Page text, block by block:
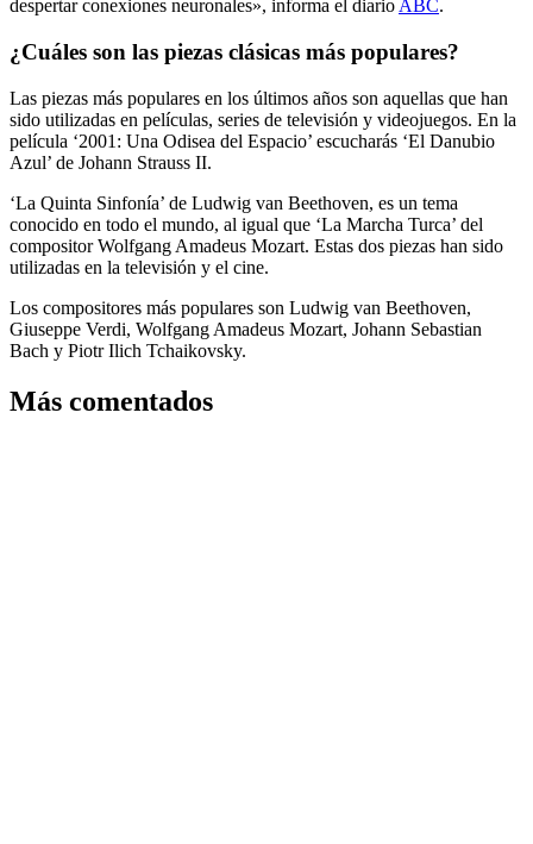
despertar conexiones neuronales», informa el diario ABC.
¿Cuáles son las piezas clásicas más populares?
Las piezas más populares en los últimos años son aquellas que han
sido utilizadas en películas, series de televisión y videojuegos. En la
película ‘2001: Una Odisea del Espacio’ escucharás ‘El Danubio
Azul’ de Johann Strauss II.
‘La Quinta Sinfonía’ de Ludwig van Beethoven, es un tema
conocido en todo el mundo, al igual que ‘La Marcha Turca’ del
compositor Wolfgang Amadeus Mozart. Estas dos piezas han sido
utilizadas en la televisión y el cine.
Los compositores más populares son Ludwig van Beethoven,
Giuseppe Verdi, Wolfgang Amadeus Mozart, Johann Sebastian
Bach y Piotr Ilich Tchaikovsky.
Más comentados